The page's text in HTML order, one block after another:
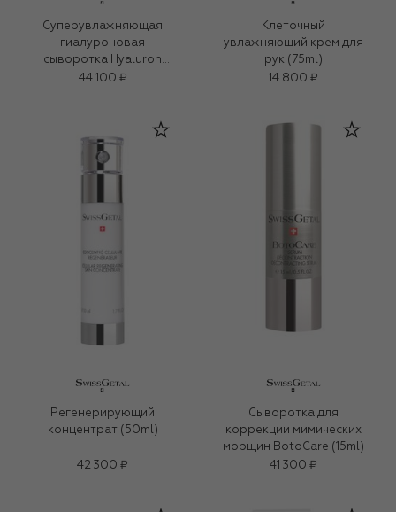
Суперувлажняющая
гиалуроновая
сыворотка Hyaluron
Pure (30ml)
44 100 ₽
Клеточный
увлажняющий крем для
рук (75ml)
14 800 ₽
Регенерирующий
концентрат (50ml)
42 300 ₽
Сыворотка для
коррекции мимических
морщин BotoCare (15ml)
41 300 ₽